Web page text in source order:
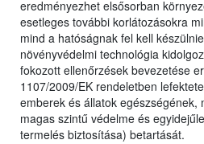
eredményezhet elsősorban
esetleges további korlátozásokra
mind a hatóságnak fel kell
növényvédelmi technológia
fokozott ellenőrzések bevezetése
1107/2009/EK rendeletben
emberek és állatok egészségének,
magas szintű védelme és
termelés biztosítása) betartását.